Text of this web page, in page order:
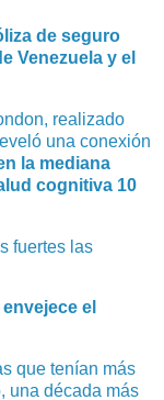
de seguro
Venezuela y el
realizado
una conexión
la mediana
cognitiva 10
fuertes las
el
que tenían más
una década más